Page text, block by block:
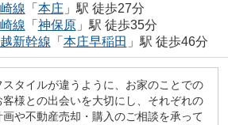
線 「 本庄 」駅 徒歩27分
線 「 神保原」駅 徒歩35分
越新幹線 「 本庄早稲田 」駅 徒歩46分
タイルが違うように、お家のことでの
様との出会いを大切にし、それぞれの
や不動産売却・購入のご相談を承って